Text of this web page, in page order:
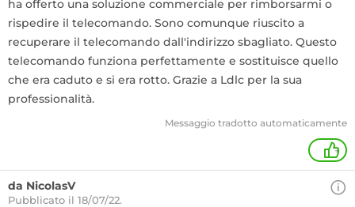
ha offerto una soluzione commerciale per rimborsarmi o
rispedire il telecomando. Sono comunque riuscito a
recuperare il telecomando dall'indirizzo sbagliato. Questo
telecomando funziona perfettamente e sostituisce quello
che era caduto e si era rotto. Grazie a Ldlc per la sua
professionalità.
Messaggio tradotto automaticamente
+
da NicolasV
Pubblicato il 18/07/22.